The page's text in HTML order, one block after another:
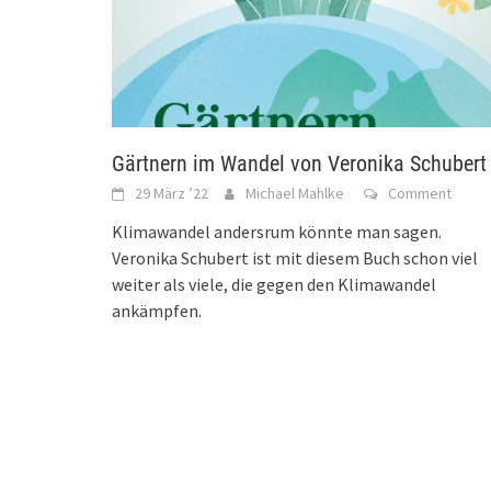
Gärtnern im Wandel von Veronika Schubert
29 März ’22 Michael Mahlke Comment
Klimawandel andersrum könnte man sagen.
Veronika Schubert ist mit diesem Buch schon viel
weiter als viele, die gegen den Klimawandel
ankämpfen.